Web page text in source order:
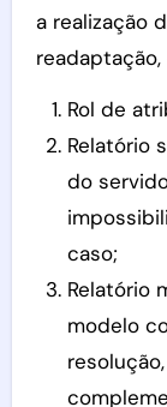
a realização
Rol de
Relatório
do
caso;
Relatório
modelo